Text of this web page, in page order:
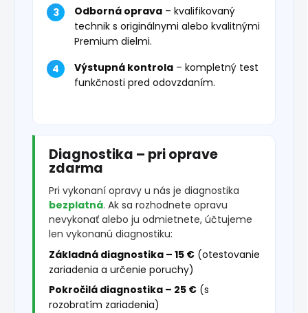
Odborná oprava – kvalifikovaný
technik s originálnymi alebo kvalitnými
Premium dielmi.
Výstupná kontrola – kompletný test
funkčnosti pred odovzdaním.
Diagnostika – pri oprave
zdarma
Pri vykonaní opravy u nás je diagnostika
bezplatná. Ak sa rozhodnete opravu
nevykonať alebo ju odmietnete, účtujeme
len vykonanú diagnostiku:
Základná diagnostika – 15 € (otestovanie
zariadenia a určenie poruchy)
Pokročilá diagnostika – 25 € (s
rozobratím zariadenia)